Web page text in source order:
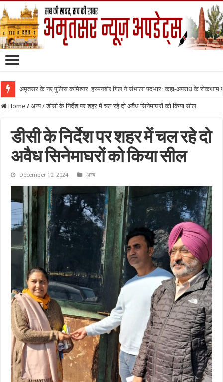
अमृतसर के नए पुलिस कमिश्नर हरमनबीर गिल ने संभाला पदभार: कहा-अपराध के रोकथाम
Home / अन्य / डीसी के निर्देश पर शहर में चल रहे दो अवैध सिनेमाघरों को किया सील
डीसी के निर्देश पर शहर में चल रहे दो
अवैध सिनेमाघरों को किया सील
December 10, 2024 अन्य